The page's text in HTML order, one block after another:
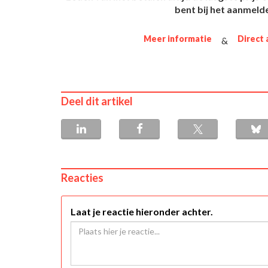
bent bij het
Meer informatie & Direct
Deel dit artikel
Reacties
Laat je reactie hieronder achter.